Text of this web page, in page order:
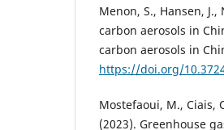
Menon, S., Hansen,
carbon aerosols in
carbon aerosols in
https://doi.org/
Mostefaoui, M., Ciais,
(2023). Greenhouse